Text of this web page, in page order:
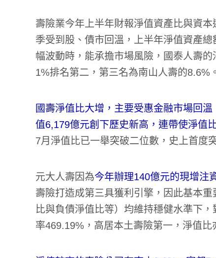
壽險業今年上半年財報淨值資產比與資
季受到股、債市回溫，上半年淨值資產
幅波動時，能承擔市場風險，國泰人壽
1%排名第二，第三名為南山人壽的8.6%。
國壽淨值比大增，主要受惠金融市場回
值6,179億元創下歷史新高，連帶使淨值
7月淨值比已一舉突破二位數，史上首度
元大人壽因為今年辦理140億元的現增注
壽險打造成第三具獲利引擎，因此基本
比與負債淨值比等）均維持穩健水準下
率469.19%，高居本土壽險第一，淨值比